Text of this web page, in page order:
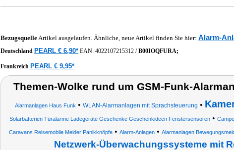
BezugsquelleArtikel ausgelaufen. Ähnliche, neue Artikel finden Sie hier: Alarm-
Deutschland PEARL € 6,90* EAN: 4022107215312 /B00IOQFURA;
Frankreich PEARL € 9,95*
Themen-Wolke rund um GSM-Funk-
Alarmanlagen Haus Funk • WLAN-Alarmanlagen mit Sprachsteuerung •
Solarbatterien Türalarme Ladegeräte Geschenke Geschenkideen Fenstersensoren •
Caravans Reisemobile Melder Panikknöpfe• Alarm-Anlagen• Alarmanlagen
Netzwerk-Überwachungssysteme mit